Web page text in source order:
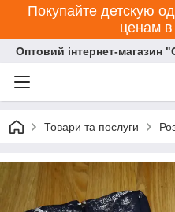
Покупайте детскую
ценам в
Оптовий інтернет-магазин
Товари та послуги